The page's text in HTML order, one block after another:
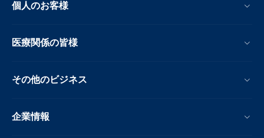
個人のお客様
医療関係の皆様
その他のビジネス
企業情報